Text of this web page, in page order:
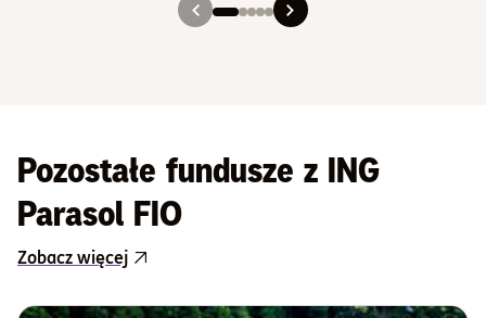
Slajd 1
Slajd 2
Slajd 3
Slajd 4
Slajd 5
Pozostałe fundusze z ING
Parasol FIO
Zobacz więcej